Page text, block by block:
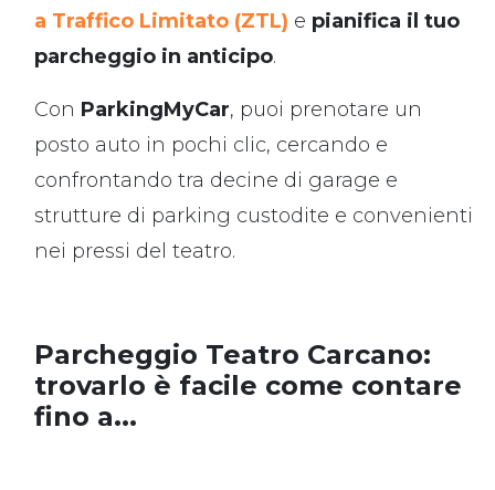
a Traffico Limitato (ZTL) e pianifica il tuo
parcheggio in anticipo.
Con ParkingMyCar, puoi prenotare un
posto auto in pochi clic, cercando e
confrontando tra decine di garage e
strutture di parking custodite e convenienti
nei pressi del teatro.
Parcheggio Teatro Carcano:
trovarlo è facile come contare
fino a...